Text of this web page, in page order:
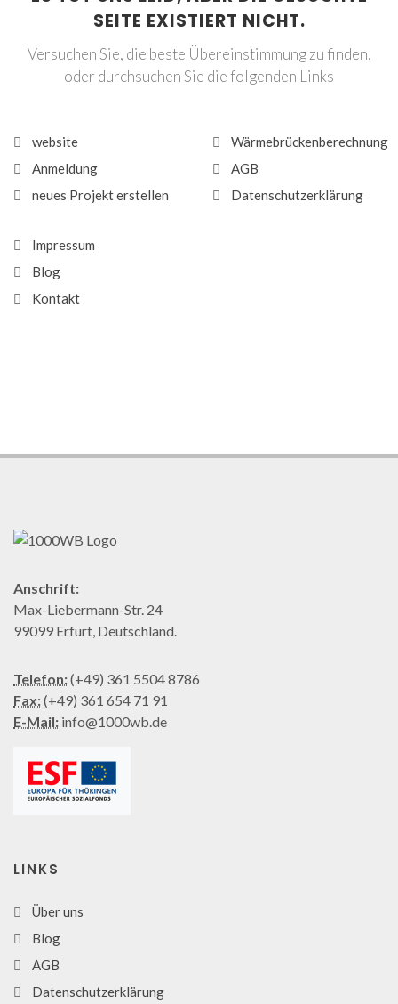
SEITE EXISTIERT NICHT.
Versuchen Sie, die beste Übereinstimmung zu finden,
oder durchsuchen Sie die folgenden Links
website
Anmeldung
neues Projekt erstellen
Wärmebrückenberechnung
AGB
Datenschutzerklärung
Impressum
Blog
Kontakt
Anschrift:
Max-Liebermann-Str. 24
99099 Erfurt, Deutschland.
Telefon:(+49) 361 5504 8786
Fax:(+49) 361 654 71 91
E-Mail: info@1000wb.de
LINKS
Über uns
Blog
AGB
Datenschutzerklärung